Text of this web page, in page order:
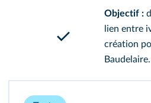
Objectif :
lien entre
création
Baudelaire.